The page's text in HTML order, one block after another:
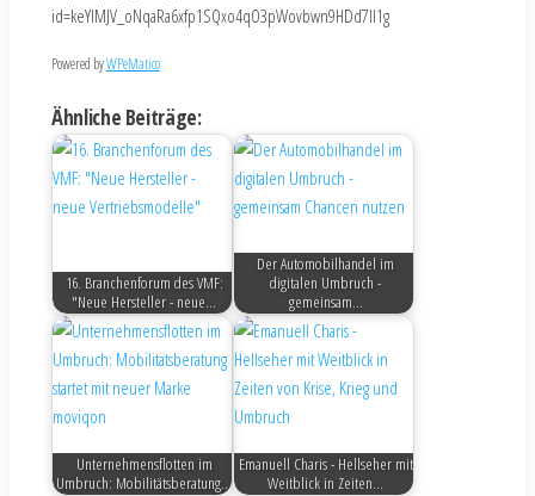
id=keYlMJV_oNqaRa6xfp1SQxo4qO3pWovbwn9HDd7Il1g
Powered byWPeMatico
Ähnliche Beiträge:
16. Branchenforum des VMF:
"Neue Hersteller - neue…
Der Automobilhandel im
digitalen Umbruch -
gemeinsam…
Unternehmensflotten im
Umbruch: Mobilitätsberatung…
Emanuell Charis - Hellseher mit
Weitblick in Zeiten…